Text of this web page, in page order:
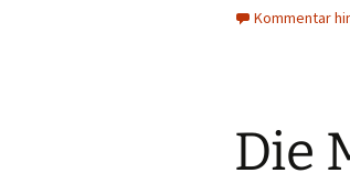
Kommentar
Die